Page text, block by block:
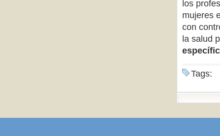
los
mujeres
con
la salud
Tags: